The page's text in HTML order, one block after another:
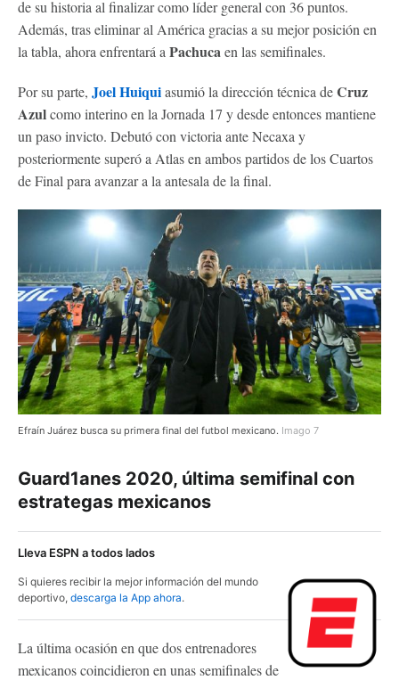
de su historia al finalizar como líder general con 36 puntos.
Además, tras eliminar al América gracias a su mejor posición en
la tabla, ahora enfrentará a Pachucaen las semifinales.
Por su parte, Joel Huiquiasumió la dirección técnica deCruz
Azulcomo interino en la Jornada 17 y desde entonces mantiene
un paso invicto. Debutó con victoria ante Necaxa y
posteriormente superó a Atlas en ambos partidos de los Cuartos
de Final para avanzar a la antesala de la final.
Efraín Juárez busca su primera final del futbol mexicano. Imago 7
Guard1anes 2020, última semifinal con
estrategas mexicanos
Lleva ESPN a todos lados
Si quieres recibir la mejor información del mundo
deportivo, descarga la App ahora.
La última ocasión en que dos entrenadores
mexicanos coincidieron en unas semifinales de